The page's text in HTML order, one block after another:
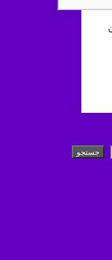
جستجو